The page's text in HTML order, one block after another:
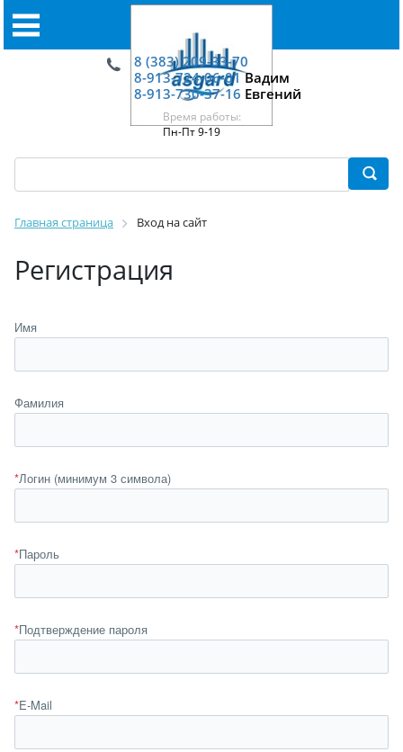
8 (383) 209-33-70
8-913-724-06-01Вадим
8-913-730-37-16 Евгений
Время работы:
Пн-Пт 9-19
Главная страница Вход на сайт
Регистрация
Имя
Фамилия
*Логин (минимум 3 символа)
*Пароль
*Подтверждение пароля
*E-Mail